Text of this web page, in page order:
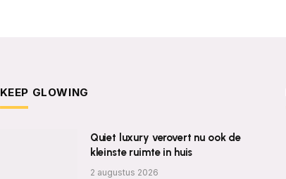
KEEP GLOWING
Quiet luxury verovert nu ook de
kleinste ruimte in huis
2 augustus 2026